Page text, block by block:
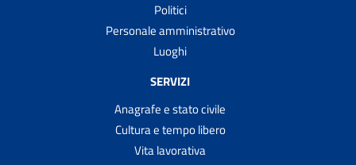
Politici
Personale amministrativo
Luoghi
SERVIZI
Anagrafe e stato civile
Cultura e tempo libero
Vita lavorativa